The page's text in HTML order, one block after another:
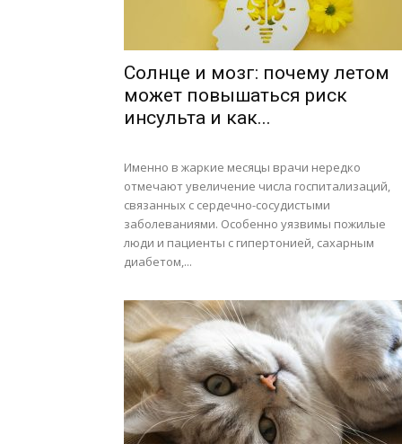
Солнце и мозг: почему летом
может повышаться риск
инсульта и как...
Именно в жаркие месяцы врачи нередко
отмечают увеличение числа госпитализаций,
связанных с сердечно-сосудистыми
заболеваниями. Особенно уязвимы пожилые
люди и пациенты с гипертонией, сахарным
диабетом,...